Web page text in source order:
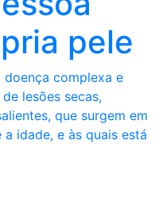
pele
complexa e
lesões secas,
que surgem em
idade, e às quais está